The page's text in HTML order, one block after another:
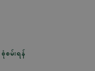
စုံစမ်းရန်